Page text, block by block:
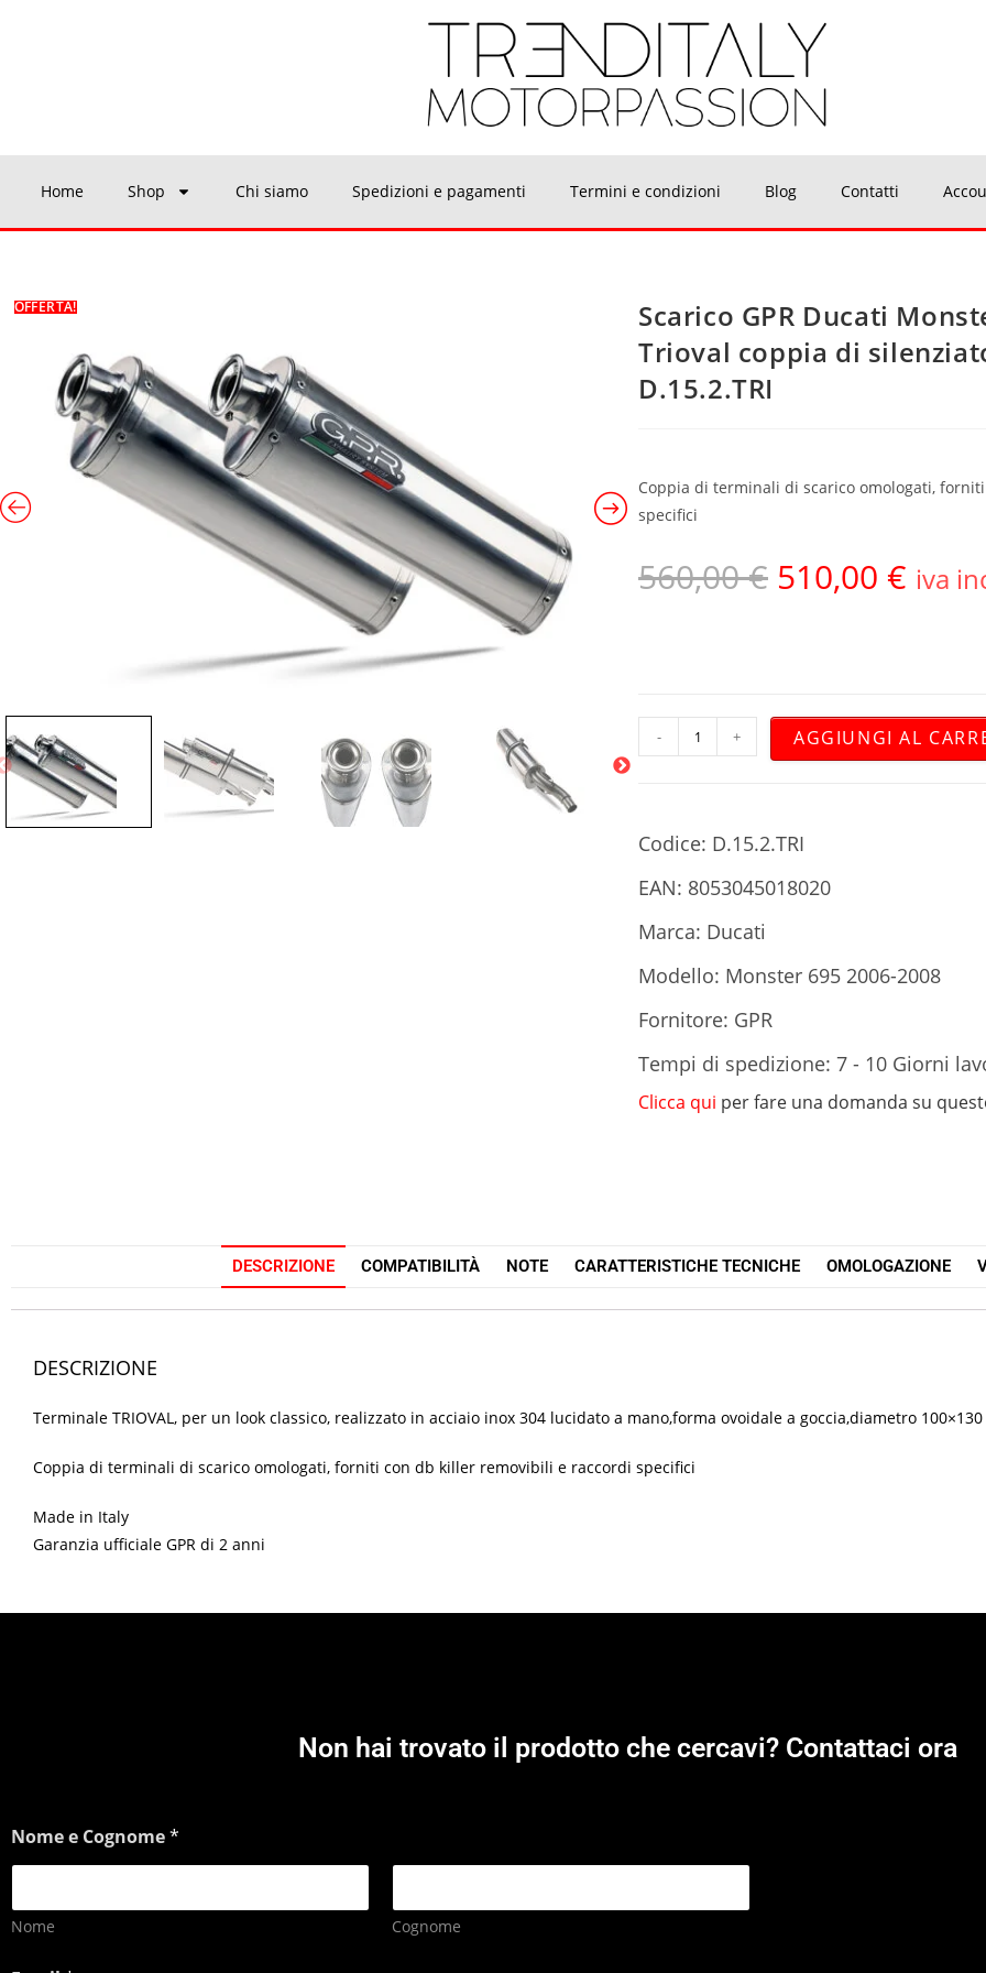
Home Shop Chi siamo Spedizioni e pagamenti Termini e condizioni Blog Contatti
OFFERTA!
Scarico GPR Ducati
Trioval coppia di
D.15.2.TRI
Coppia di terminali di scarico omologati,
specifici
560,00€ 510,00 € iva
- + AGGIUNGI AL
Codice: D.15.2.TRI
EAN: 8053045018020
Marca: Ducati
Modello: Monster 695 2006-2008
Fornitore: GPR
Tempi di spedizione: 7 - 10 Giorni
Clicca qui per fare una domanda su
DESCRIZIONE COMPATIBILITÀ NOTE CARATTERISTICHE TECNICHE OMOLOGAZIONE
DESCRIZIONE
Terminale TRIOVAL, per un look classico, realizzato in acciaio inox 304 lucidato a mano,forma ovoidale a goccia,diametro 100×130
Coppia di terminali di scarico omologati, forniti con db killer removibili e raccordi specifici
Made in Italy
Garanzia ufficiale GPR di 2 anni
Non hai trovato il prodotto che cercavi? Contattaci ora
Nome e Cognome*
Nome Cognome